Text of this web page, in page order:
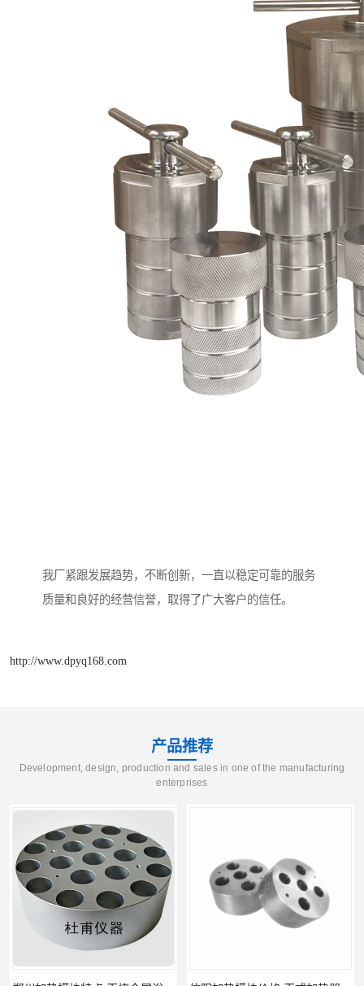
我厂紧跟发展趋势，不断创新，一直以稳定可靠的服务
质量和良好的经营信誉，取得了广大客户的信任。
http://www.dpyq168.com
产品推荐
Development, design, production and sales in one of the manufacturing
enterprises